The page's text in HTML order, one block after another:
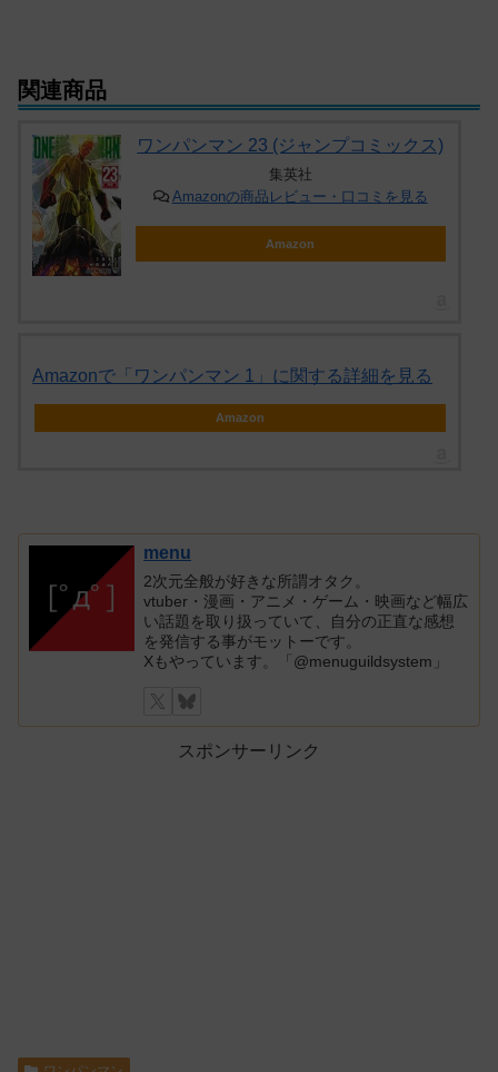
関連商品
ワンパンマン 23 (ジャンプコミックス)
集英社
Amazonの商品レビュー・口コミを見る
Amazon
Amazonで「ワンパンマン 1」に関する詳細を見る
Amazon
menu
2次元全般が好きな所謂オタク。
vtuber・漫画・アニメ・ゲーム・映画など幅広
い話題を取り扱っていて、自分の正直な感想
を発信する事がモットーです。
Xもやっています。「@menuguildsystem」
スポンサーリンク